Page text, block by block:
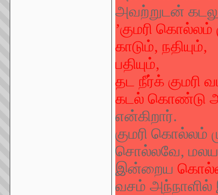
அவற்றுடன்
’குமரி கொல்லம்
காடும், நதியும்,
பதியும்,
தட நீர்க் குமரி
கடல் கொண்டு
என்கிறார்.
குமரி கொல்லம்
சொல்லவே,
இன்றைய
வசம் அந்நாளில்